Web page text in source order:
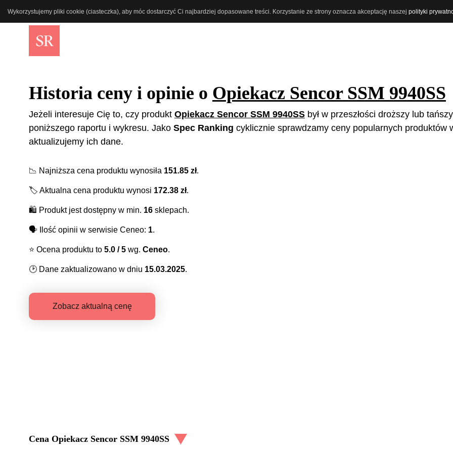
Wykorzystujemy pliki cookie (ciasteczka), aby móc dostarczyć Ci najbardziej dopasowane treści. Korzystanie ze strony oznacza akceptację naszej polityki
Historia ceny i opinie o Opiekacz Sencor SSM 9940SS
Jeżeli interesuje Cię to, czy produkt Opiekacz Sencor SSM 9940SS był w przeszłości droższy lub
poniższego raportu i wykresu. Jako Spec Ranking cyklicznie sprawdzamy ceny popularnych produktów
aktualizujemy ich dane.
📉 Najniższa cena produktu wynosiła 151.85 zł.
🏷️ Aktualna cena produktu wynosi 172.38 zł.
🛍️ Produkt jest dostępny w min. 16 sklepach.
🗣️ Ilość opinii w serwisie Ceneo: 1.
⭐️ Ocena produktu to 5.0 / 5 wg. Ceneo.
🕑 Dane zaktualizowano w dniu 15.03.2025.
Zobacz aktualną cenę
Cena Opiekacz Sencor SSM 9940SS